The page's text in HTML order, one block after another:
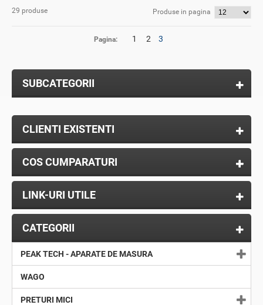
29 produse Produse in pagina
Pagina: 1 2 3
SUBCATEGORII
CLIENTI EXISTENTI
COS CUMPARATURI
LINK-URI UTILE
CATEGORII
PEAK TECH - APARATE DE MASURA
WAGO
PRETURI MICI